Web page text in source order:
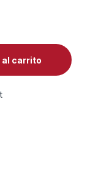
GEN 2
al carrito